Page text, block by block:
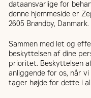
dataansvarlige for
denne hjemmeside er
2605 Brøndby, Danmark.
Sammen med let og
beskyttelsen af dine
prioritet. Beskyttelsen
anliggende for os, når
tager højde for dette i